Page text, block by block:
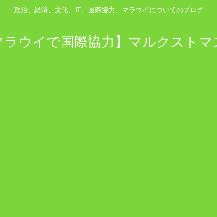
政治、経済、文化、IT、国際協力、マラウイについてのブログ
ラウイで国際協力】マルクストマ